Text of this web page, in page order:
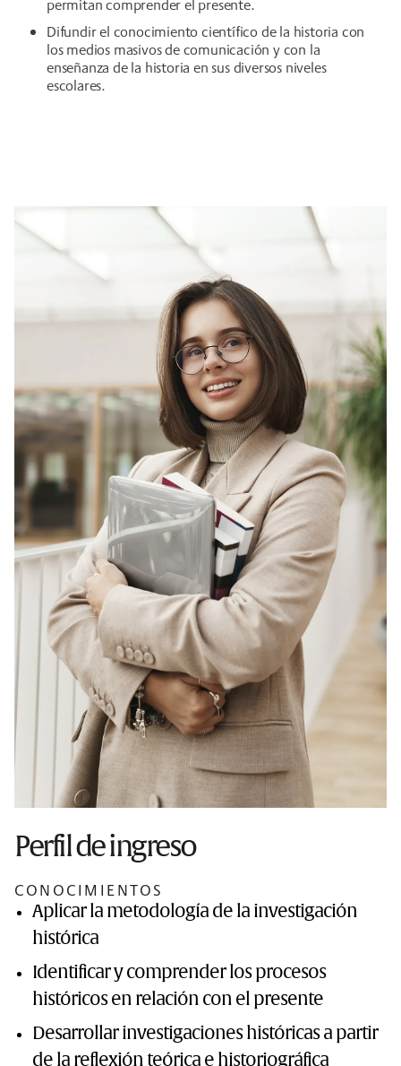
permitan comprender el presente.
Difundir el conocimiento científico de la historia con
los medios masivos de comunicación y con la
enseñanza de la historia en sus diversos niveles
escolares.
Perfil de ingreso
CONOCIMIENTOS
Aplicar la metodología de la investigación
histórica
Identificar y comprender los procesos
históricos en relación con el presente
Desarrollar investigaciones históricas a partir
de la reflexión teórica e historiográfica